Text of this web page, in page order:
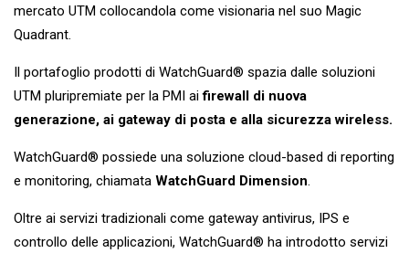
mercato UTM collocandola come visionaria nel suo Magic
Quadrant.
Il portafoglio prodotti di WatchGuard® spazia dalle soluzioni
UTM pluripremiate per la PMI aifirewall di nuova
generazione, ai gateway di posta e alla sicurezza wireless.
WatchGuard® possiede una soluzione cloud-based di reporting
e monitoring, chiamata WatchGuard Dimension.
Oltre ai servizi tradizionali come gateway antivirus, IPS e
controllo delle applicazioni, WatchGuard® ha introdotto servizi